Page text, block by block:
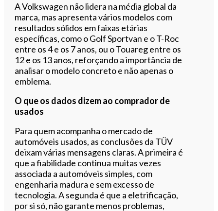
A Volkswagen não lidera na média global da
marca, mas apresenta vários modelos com
resultados sólidos em faixas etárias
específicas, como o Golf Sportvan e o T-Roc
entre os 4 e os 7 anos, ou o Touareg entre os
12 e os 13 anos, reforçando a importância de
analisar o modelo concreto e não apenas o
emblema.
O que os dados dizem ao comprador de
usados
Para quem acompanha o mercado de
automóveis usados, as conclusões da TÜV
deixam várias mensagens claras. A primeira é
que a fiabilidade continua muitas vezes
associada a automóveis simples, com
engenharia madura e sem excesso de
tecnologia. A segunda é que a eletrificação,
por si só, não garante menos problemas,